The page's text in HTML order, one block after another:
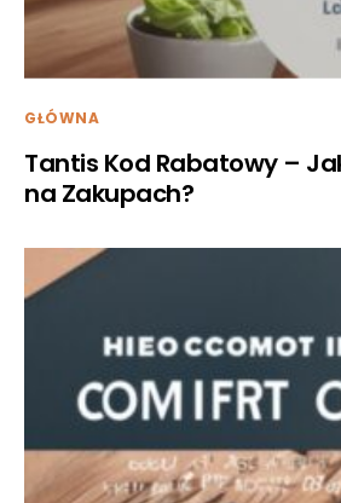
GŁÓWNA
Tantis Kod Rabatowy –
na Zakupach?